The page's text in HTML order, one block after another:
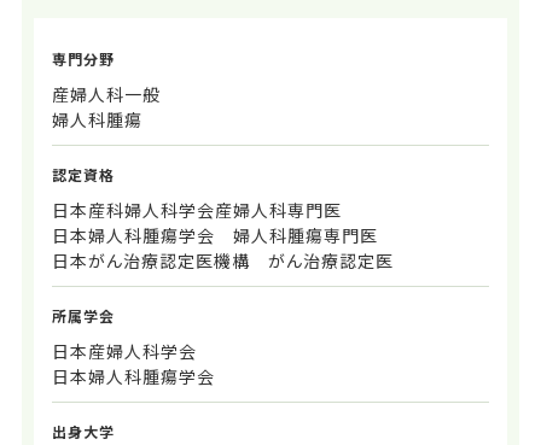
専門分野
産婦人科一般
婦人科腫瘍
認定資格
日本産科婦人科学会産婦人科専門医
日本婦人科腫瘍学会 婦人科腫瘍専門医
日本がん治療認定医機構 がん治療認定医
所属学会
日本産婦人科学会
日本婦人科腫瘍学会
出身大学